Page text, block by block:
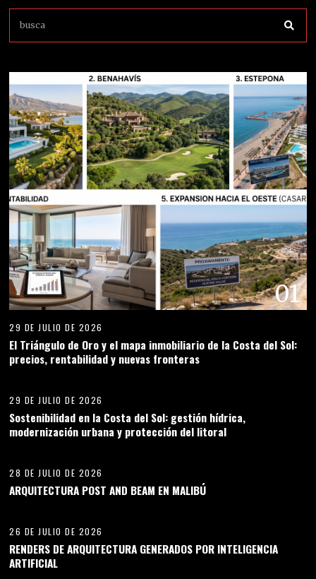
01
29 DE JULIO DE 2026
El Triángulo de Oro y el mapa inmobiliario de la Costa del Sol:
precios, rentabilidad y nuevas fronteras
29 DE JULIO DE 2026
Sostenibilidad en la Costa del Sol: gestión hídrica,
modernización urbana y protección del litoral
28 DE JULIO DE 2026
ARQUITECTURA POST AND BEAM EN MALIBÚ
26 DE JULIO DE 2026
RENDERS DE ARQUITECTURA GENERADOS POR INTELIGENCIA
ARTIFICIAL